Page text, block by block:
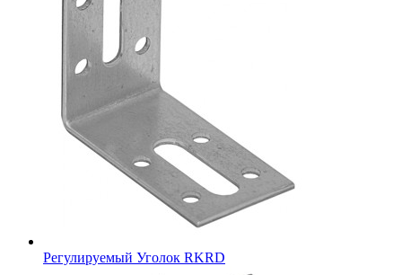
Регулируемый Уголок RKRD